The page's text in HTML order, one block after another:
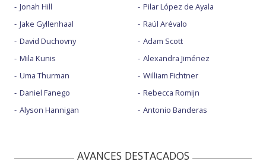
Jonah Hill
Jake Gyllenhaal
David Duchovny
Mila Kunis
Uma Thurman
Daniel Fanego
Alyson Hannigan
Pilar López de Ayala
Raúl Arévalo
Adam Scott
Alexandra Jiménez
William Fichtner
Rebecca Romijn
Antonio Banderas
AVANCES DESTACADOS